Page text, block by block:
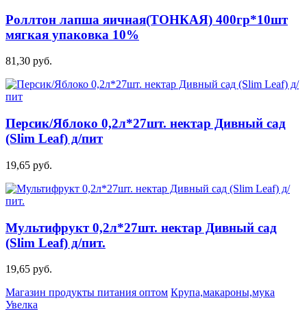
Роллтон лапша яичная(ТОНКАЯ) 400гр*10шт
мягкая упаковка 10%
81,30 руб.
Персик/Яблоко 0,2л*27шт. нектар Дивный сад
(Slim Leaf) д/пит
19,65 руб.
Мультифрукт 0,2л*27шт. нектар Дивный сад
(Slim Leaf) д/пит.
19,65 руб.
Магазин продукты питания оптом Крупа,макароны,мука
Увелка